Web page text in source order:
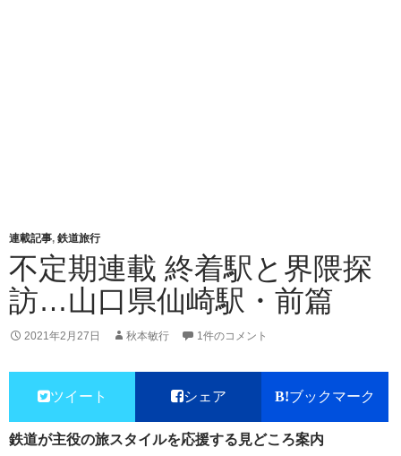
連載記事, 鉄道旅行
不定期連載 終着駅と界隈探
訪…山口県仙崎駅・前篇
2021年2月27日 秋本敏行 1件のコメント
ツイート シェア ブックマーク
鉄道が主役の旅スタイルを応援する見どころ案内